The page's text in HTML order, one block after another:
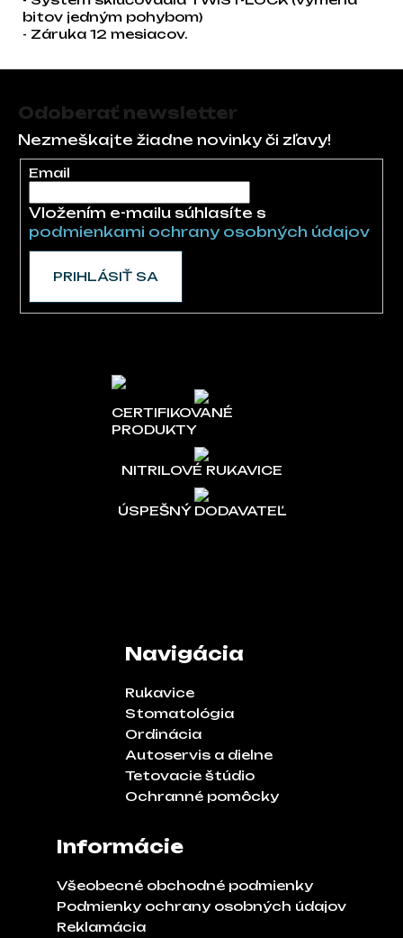
bitov jedným pohybom)
- Záruka 12 mesiacov.
Odoberať newsletter
Nezmeškajte žiadne novinky či zľavy!
Email
Vložením e-mailu súhlasíte s
podmienkami ochrany osobných údajov
PRIHLÁSIŤ SA
CERTIFIKOVANÉ
PRODUKTY
NITRILOVÉ RUKAVICE
ÚSPEŠNÝ DODAVATEĽ
Navigácia
Rukavice
Stomatológia
Ordinácia
Autoservis a dielne
Tetovacie štúdio
Ochranné pomôcky
Informácie
Všeobecné obchodné podmienky
Podmienky ochrany osobných údajov
Reklamácia